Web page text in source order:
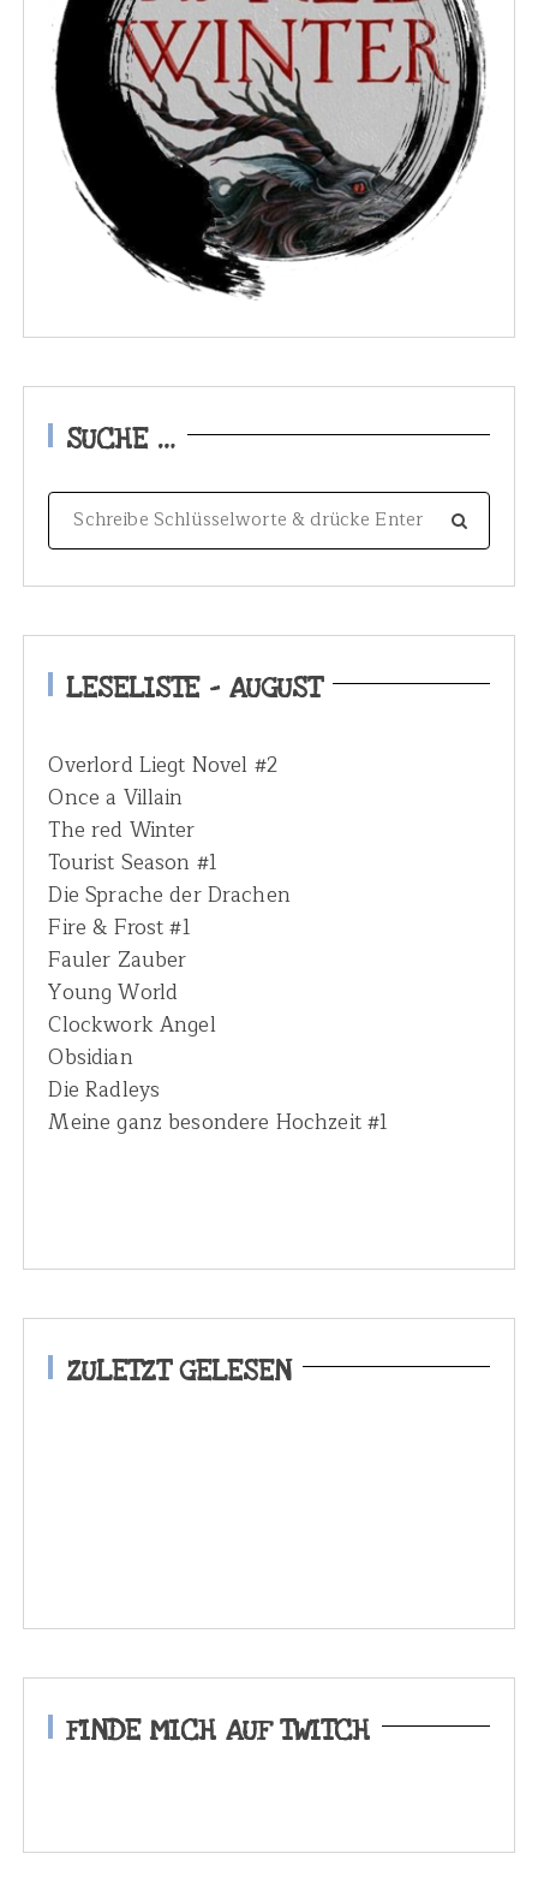
SUCHE …
S
e
c
h
f
r
:
LESELISTE – AUGUST
Overlord Liegt Novel #2
Once a Villain
The red Winter
Tourist Season #1
Die Sprache der Drachen
Fire & Frost #1
Fauler Zauber
Young World
Clockwork Angel
Obsidian
Die Radleys
Meine ganz besondere Hochzeit #1
ZULETZT GELESEN
FINDE MICH AUF TWITCH